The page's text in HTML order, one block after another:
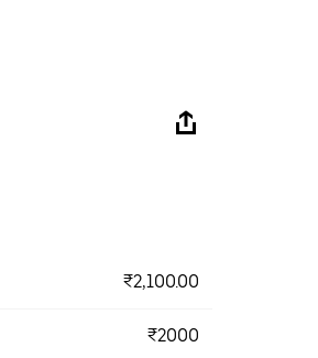
₹2,100.00
₹2000